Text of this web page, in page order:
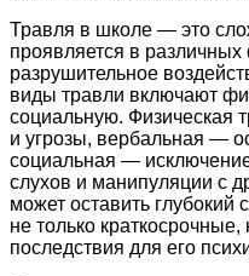
Травля в школе — это
проявляется в
разрушительное
виды травли включают
социальную. Физическая
и угрозы, вербальная —
социальная —
слухов и манипуляции с
может оставить
не только
последствия для его